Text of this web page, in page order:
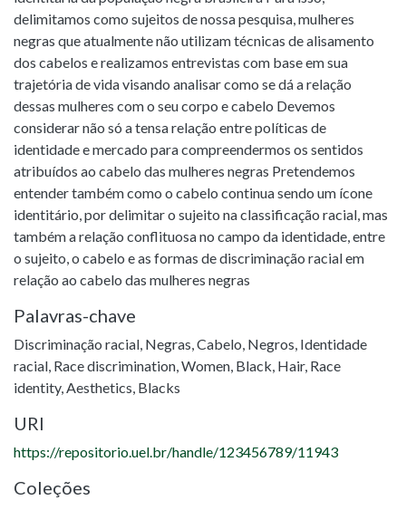
delimitamos como sujeitos de nossa pesquisa, mulheres
negras que atualmente não utilizam técnicas de alisamento
dos cabelos e realizamos entrevistas com base em sua
trajetória de vida visando analisar como se dá a relação
dessas mulheres com o seu corpo e cabelo Devemos
considerar não só a tensa relação entre políticas de
identidade e mercado para compreendermos os sentidos
atribuídos ao cabelo das mulheres negras Pretendemos
entender também como o cabelo continua sendo um ícone
identitário, por delimitar o sujeito na classificação racial, mas
também a relação conflituosa no campo da identidade, entre
o sujeito, o cabelo e as formas de discriminação racial em
relação ao cabelo das mulheres negras
Palavras-chave
Discriminação racial, Negras,Cabelo, Negros, Identidade
racial, Race discrimination,Women, Black, Hair, Race
identity,Aesthetics, Blacks
URI
https://repositorio.uel.br/handle/123456789/11943
Coleções